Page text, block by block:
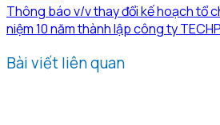
Thông báo v/v thay đổi kế hoạch tổ
niệm 10 năm thành lập công ty
Bài viết liên quan